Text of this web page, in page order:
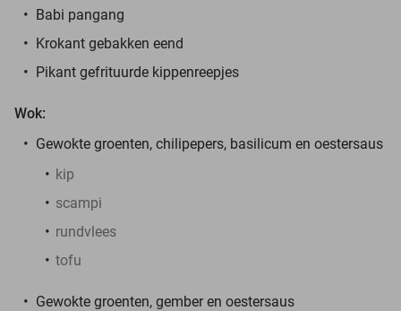
Babi pangang
Krokant gebakken eend
Pikant gefrituurde kippenreepjes
Wok:
Gewokte groenten, chilipepers, basilicum en oestersaus
kip
scampi
rundvlees
tofu
Gewokte groenten, gember en oestersaus